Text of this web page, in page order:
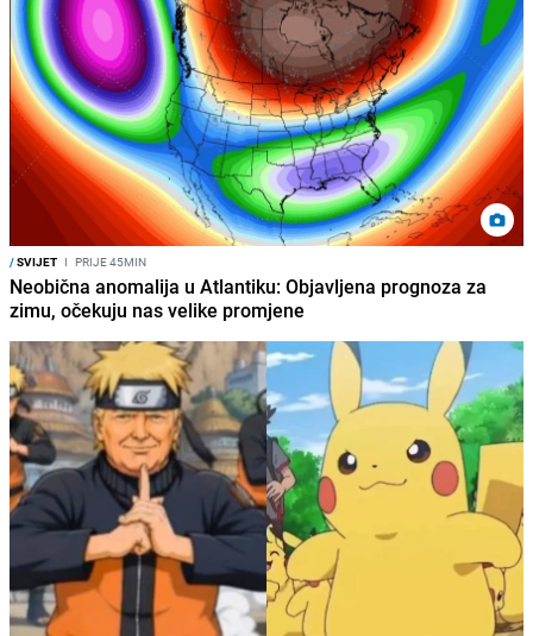
/SVIJET I PRIJE 45MIN
Neobična anomalija u Atlantiku: Objavljena prognoza za
zimu, očekuju nas velike promjene